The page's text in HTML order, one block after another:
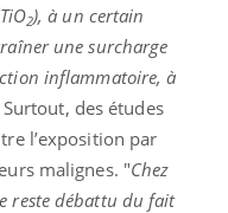
2), à un certain
une surcharge
inflammatoire, à
Surtout, des études
l’exposition par
malignes. "Chez
reste débattu du fait